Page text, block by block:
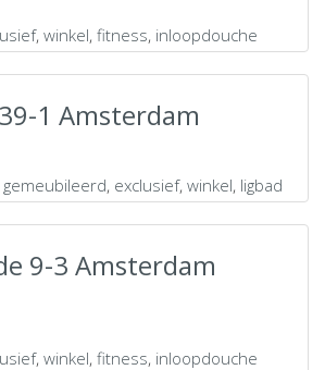
, winkel, fitness, inloopdouche
1 Amsterdam
gemeubileerd, exclusief, winkel, ligbad
9-3 Amsterdam
, winkel, fitness, inloopdouche